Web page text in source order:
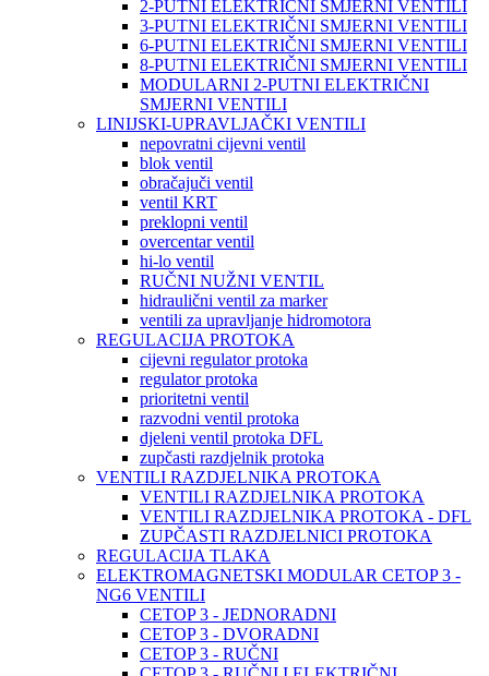
2-PUTNI ELEKTRIČNI SMJERNI VENTILI
3-PUTNI ELEKTRIČNI SMJERNI VENTILI
6-PUTNI ELEKTRIČNI SMJERNI VENTILI
8-PUTNI ELEKTRIČNI SMJERNI VENTILI
MODULARNI 2-PUTNI ELEKTRIČNI
SMJERNI VENTILI
LINIJSKI-UPRAVLJAČKI VENTILI
nepovratni cijevni ventil
blok ventil
obračajuči ventil
ventil KRT
preklopni ventil
overcentar ventil
hi-lo ventil
RUČNI NUŽNI VENTIL
hidraulični ventil za marker
ventili za upravljanje hidromotora
REGULACIJA PROTOKA
cijevni regulator protoka
regulator protoka
prioritetni ventil
razvodni ventil protoka
djeleni ventil protoka DFL
zupčasti razdjelnik protoka
VENTILI RAZDJELNIKA PROTOKA
VENTILI RAZDJELNIKA PROTOKA
VENTILI RAZDJELNIKA PROTOKA - DFL
ZUPČASTI RAZDJELNICI PROTOKA
REGULACIJA TLAKA
ELEKTROMAGNETSKI MODULAR CETOP 3 -
NG6 VENTILI
CETOP 3 - JEDNORADNI
CETOP 3 - DVORADNI
CETOP 3 - RUČNI